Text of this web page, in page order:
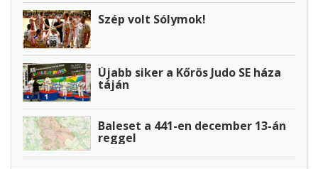
Szép volt Sólymok!
Újabb siker a Kőrös Judo SE háza
táján
Baleset a 441-en december 13-án
reggel